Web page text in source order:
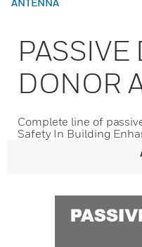
ANTENNA
PASSIVE
DONOR
Complete line of
Safety In Building